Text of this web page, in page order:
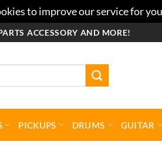
to improve our service for
ACCESSORY AND MORE!
PICKUPS DRUMS GUITAR